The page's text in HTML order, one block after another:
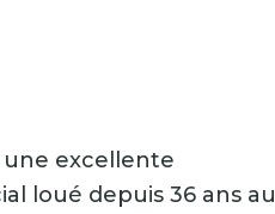
excellente
loué depuis 36 ans au